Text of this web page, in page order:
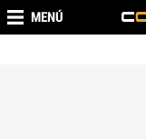
MENÚ